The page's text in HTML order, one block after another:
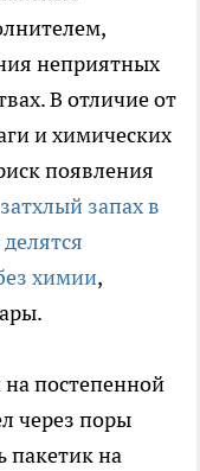
неприятных
В отличие от
и химических
появления
запах в
химии,
постепенной
через поры
пакетик на